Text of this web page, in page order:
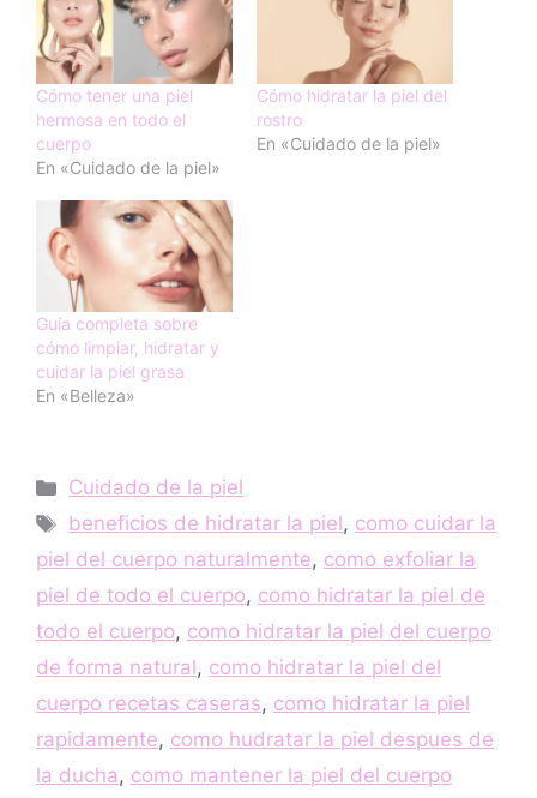
Cómo tener una piel
hermosa en todo el
cuerpo
En «Cuidado de la piel»
Cómo hidratar la piel del
rostro
En «Cuidado de la piel»
Guía completa sobre
cómo limpiar, hidratar y
cuidar la piel grasa
En «Belleza»
Categorías
Cuidado de la piel
Etiquetas
beneficios de hidratar la piel, como cuidar la
piel del cuerpo naturalmente, como exfoliar la
piel de todo el cuerpo, como hidratar la piel de
todo el cuerpo, como hidratar la piel del cuerpo
de forma natural, como hidratar la piel del
cuerpo recetas caseras, como hidratar la piel
rapidamente, como hudratar la piel despues de
la ducha, como mantener la piel del cuerpo